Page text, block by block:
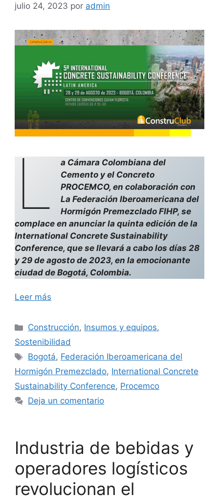
julio 24, 2023 por admin
L
a Cámara Colombiana del
Cemento y el Concreto
PROCEMCO, en colaboración con
La Federación Iberoamericana del
Hormigón Premezclado FIHP, se
complace en anunciar la quinta edición de la
International Concrete Sustainability
Conference, que se llevará a cabo los días 28
y 29 de agosto de 2023, en la emocionante
ciudad de Bogotá, Colombia.
Leer más
Categorías
Construcción, Insumos y equipos,
Sostenibilidad
Etiquetas
Bogotá, Federación Iberoamericana del
Hormigón Premezclado, International Concrete
Sustainability Conference, Procemco
Deja un comentario
Industria de bebidas y
operadores logísticos
revolucionan el